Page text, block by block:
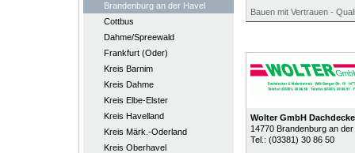
Brandenburg an der Havel
Cottbus
Dahme/Spreewald
Frankfurt (Oder)
Kreis Barnim
Kreis Dahme
Kreis Elbe-Elster
Kreis Havelland
Kreis Märk.-Oderland
Kreis Oberhavel
Bauen mit Vertrauen -
Wolter GmbH
14770 Brandenburg an
Tel.: (03381) 30 86 50